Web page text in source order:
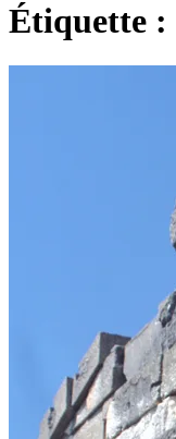
Étiquette :